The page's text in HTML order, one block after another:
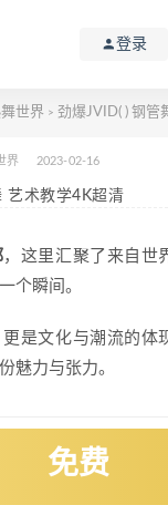
登录
世界 > 劲爆JVID( ) 钢管
界 2023-02-16
艺术教学4K超清
，这里汇聚了来自世
个瞬间。
是文化与潮流的体
魅力与张力。
免费